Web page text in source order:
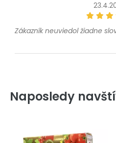
Zákazník neuviedol žiadne
Naposledy